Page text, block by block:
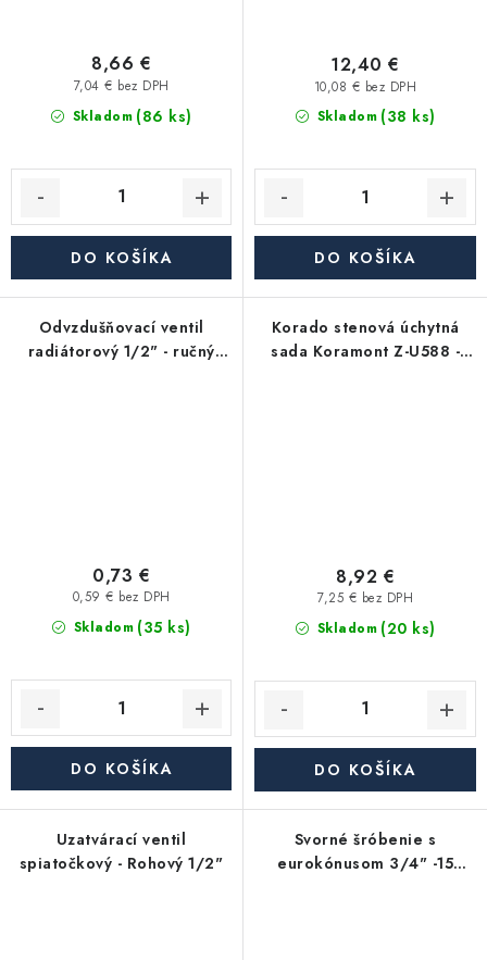
Skladom (86 ks)
7,04 € bez DPH
8,66 €
DO KOŠÍKA
Skladom (38 ks)
10,08 € bez DPH
12,40 €
DO KOŠÍKA
Odvzdušňovací ventil
radiátorový 1/2" - ručný
Skladom (35 ks)
0,59 € bez DPH
0,73 €
DO KOŠÍKA
Korado stenová úchytná
sada Koramont Z-U588 -
Skladom (20 ks)
7,25 € bez DPH
8,92 €
DO KOŠÍKA
Uzatvárací ventil
spiatočkový - Rohový 1/2"
Svorné šróbenie s
eurokónusom 3/4" -15